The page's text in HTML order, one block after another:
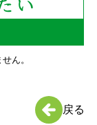
ん。
戻る